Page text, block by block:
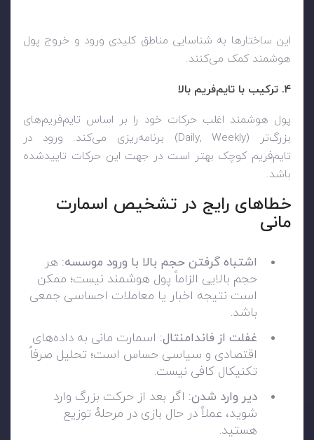
این ساختارها به شناسایی مناطق کلیدی ورود و خروج پول
هوشمند کمک می‌کنند.
۴. ترکیب با تایم‌فریم بالا
پول هوشمند اغلب حرکات خود را بر اساس تایم‌فریم‌های
بزرگ‌تر (Daily, Weekly) برنامه‌ریزی می‌کند. ورود در
تایم‌فریم کوچک بهتر است در جهت این حرکات تاییدشده
باشد.
خطاهای رایج در تشخیص اسمارت
مانی
اشتباه گرفتن حجم بالا با ورود موسسه: هر
حجم بالایی الزاماً پول هوشمند نیست؛ ممکن
است نتیجه اخبار یا معاملات احساسی جمعی
باشد.
غفلت از فاندامنتال: اسمارت مانی به داده‌های
اقتصادی و سیاسی حساس است؛ تحلیل صرفاً
تکنیکال کافی نیست.
دیر وارد شدن: اگر بعد از حرکت بزرگ وارد
شوید، عملاً در حال بازی در مرحلهٔ توزیع
هستید.